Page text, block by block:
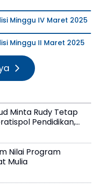
Minggu IV Maret 2025
Minggu II Maret 2025
Minta Rudy Tetap
Pendidikan,
Nilai Program
Mulia